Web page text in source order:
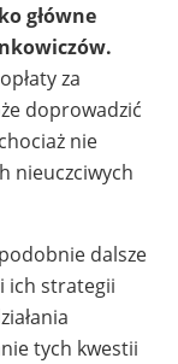
główne
za
doprowadzić
nie
nieuczciwych
dalsze
ich strategii
tych kwestii